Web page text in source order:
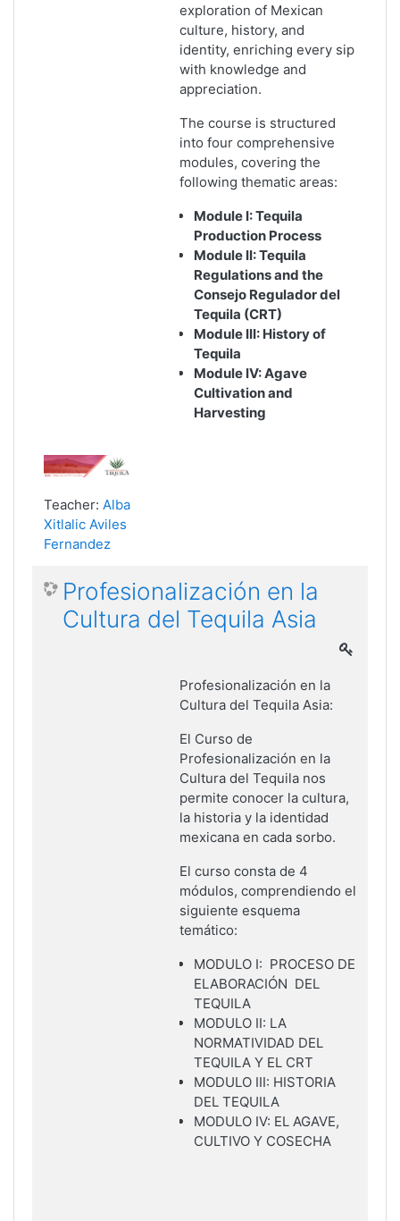
exploration of Mexican
culture, history, and
identity, enriching every sip
with knowledge and
appreciation.
The course is structured
into four comprehensive
modules, covering the
following thematic areas:
Module I: Tequila
Production Process
Module II: Tequila
Regulations and the
Consejo Regulador del
Tequila (CRT)
Module III: History of
Tequila
Module IV: Agave
Cultivation and
Harvesting
Teacher: Alba
Xitlalic Aviles
Fernandez
Profesionalización en la
Cultura del Tequila Asia
Profesionalización en la
Cultura del Tequila Asia:
El Curso de
Profesionalización en la
Cultura del Tequila nos
permite conocer la cultura,
la historia y la identidad
mexicana en cada sorbo.
El curso consta de 4
módulos, comprendiendo el
siguiente esquema
temático:
MODULO I: PROCESO DE
ELABORACIÓN DEL
TEQUILA
MODULO II: LA
NORMATIVIDAD DEL
TEQUILA Y EL CRT
MODULO III: HISTORIA
DEL TEQUILA
MODULO IV: EL AGAVE,
CULTIVO Y COSECHA